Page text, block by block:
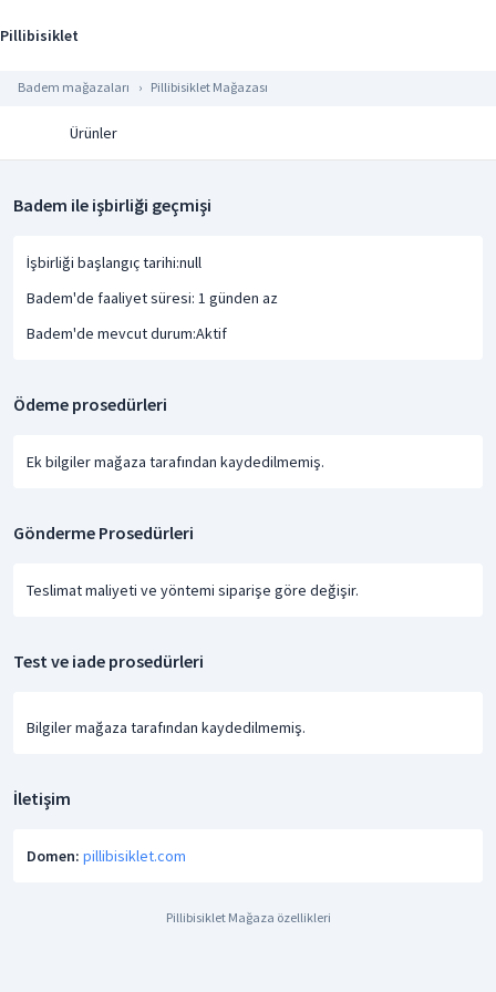
Pillibisiklet
Badem mağazaları Pillibisiklet Mağazası
Ürünler
Badem ile işbirliği geçmişi
İşbirliği başlangıç tarihi:null
Badem'de faaliyet süresi: 1 günden az
Badem'de mevcut durum:Aktif
Ödeme prosedürleri
Ek bilgiler mağaza tarafından kaydedilmemiş.
Gönderme Prosedürleri
Teslimat maliyeti ve yöntemi siparişe göre değişir.
Test ve iade prosedürleri
Bilgiler mağaza tarafından kaydedilmemiş.
İletişim
Domen: pillibisiklet.com
Pillibisiklet Mağaza özellikleri